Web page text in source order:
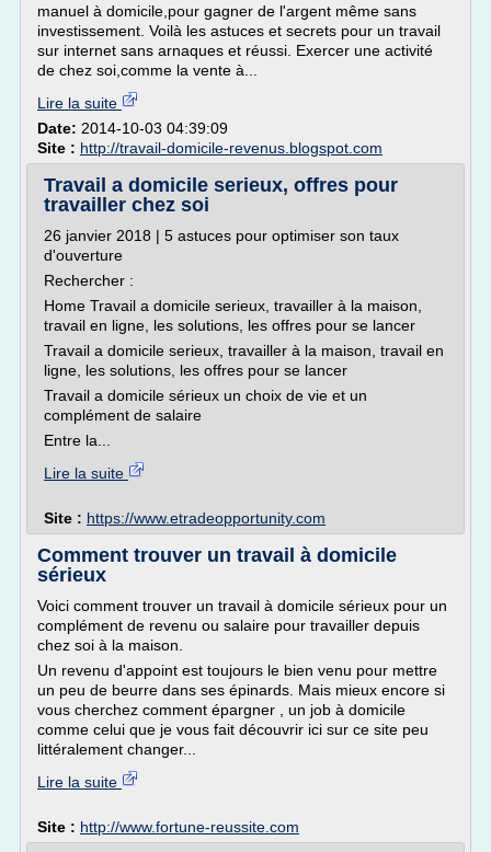
manuel à domicile,pour gagner de l'argent même sans
investissement. Voilà les astuces et secrets pour un travail
sur internet sans arnaques et réussi. Exercer une activité
de chez soi,comme la vente à...
Lire la suite
Date: 2014-10-03 04:39:09
Site : http://travail-domicile-revenus.blogspot.com
Travail a domicile serieux, offres pour
travailler chez soi
26 janvier 2018 | 5 astuces pour optimiser son taux
d'ouverture
Rechercher :
Home Travail a domicile serieux, travailler à la maison,
travail en ligne, les solutions, les offres pour se lancer
Travail a domicile serieux, travailler à la maison, travail en
ligne, les solutions, les offres pour se lancer
Travail a domicile sérieux un choix de vie et un
complément de salaire
Entre la...
Lire la suite
Site : https://www.etradeopportunity.com
Comment trouver un travail à domicile
sérieux
Voici comment trouver un travail à domicile sérieux pour un
complément de revenu ou salaire pour travailler depuis
chez soi à la maison.
Un revenu d'appoint est toujours le bien venu pour mettre
un peu de beurre dans ses épinards. Mais mieux encore si
vous cherchez comment épargner , un job à domicile
comme celui que je vous fait découvrir ici sur ce site peu
littéralement changer...
Lire la suite
Site : http://www.fortune-reussite.com